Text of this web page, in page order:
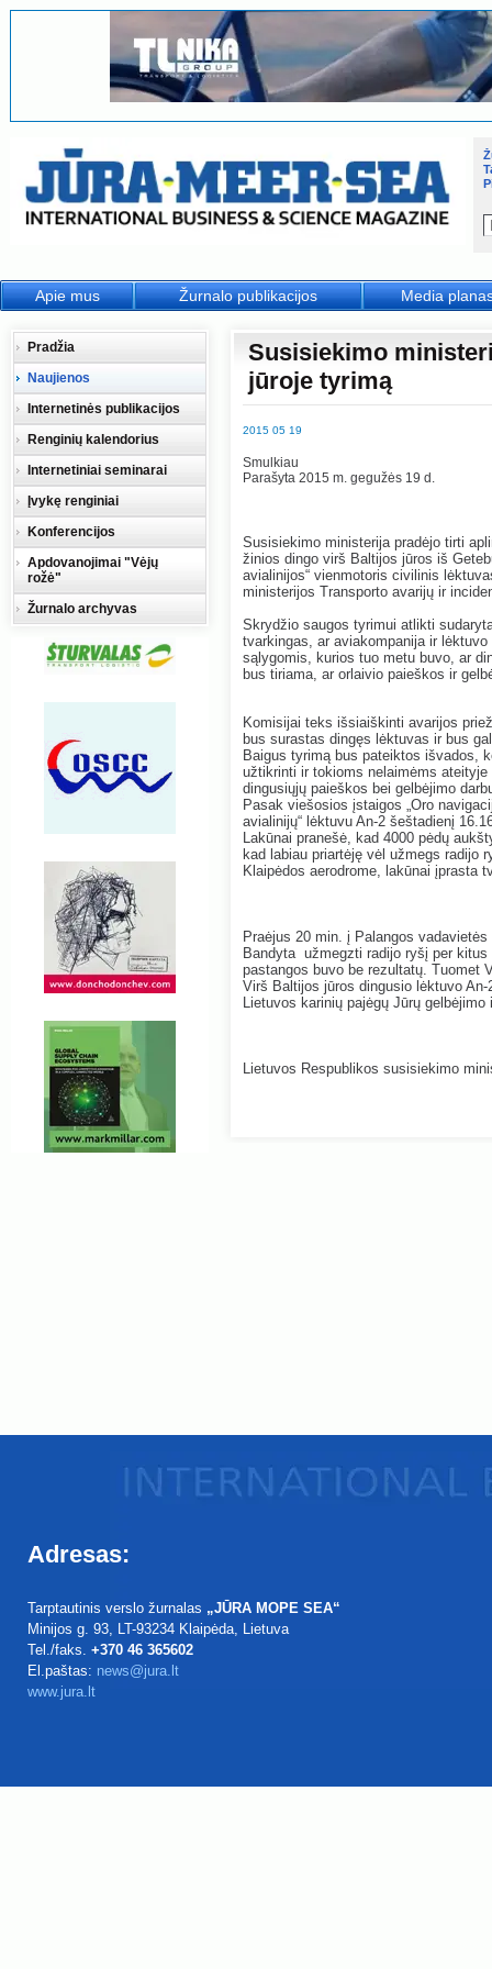
Susisiekimo
jūroje tyrimą
2015 05 19
Smulkiau
Parašyta 2015 m. gegužės 19 d.
Susisiekimo ministerija pradėjo tirti
žinios dingo virš Baltijos jūros iš
avialinijos“ vienmotoris civilinis
ministerijos Transporto avarijų ir
Skrydžio saugos tyrimui atlikti
tvarkingas, ar aviakompanija ir
sąlygomis, kurios tuo metu buvo, ar
bus tiriama, ar orlaivio paieškos ir
Komisijai teks išsiaiškinti avarijos
bus surastas dingęs lėktuvas ir bus
Baigus tyrimą bus pateiktos išvados,
užtikrinti ir tokioms nelaimėms
dingusiųjų paieškos bei gelbėjimo
Pasak viešosios įstaigos „Oro
avialinijų“ lėktuvu An-2 šeštadienį
Lakūnai pranešė, kad 4000 pėdų
kad labiau priartėję vėl užmegs radijo
Klaipėdos aerodrome, lakūnai įprasta
Praėjus 20 min. į Palangos
Bandyta užmegzti radijo ryšį per
pastangos buvo be rezultatų. Tuomet
Virš Baltijos jūros dingusio lėktuvo
Lietuvos karinių pajėgų Jūrų
Lietuvos Respublikos susisiekimo
Pradžia
Naujienos
Internetinės publikacijos
Renginių kalendorius
Internetiniai seminarai
Įvykę renginiai
Konferencijos
Apdovanojimai "Vėjų
rožė"
Žurnalo archyvas
Apie mus Žurnalo publikacijos Media
Adresas:
Tarptautinis verslo žurnalas „JŪRA MOPE SEA“
Minijos g. 93, LT-93234 Klaipėda, Lietuva
Tel./faks. +370 46 365602
El.paštas: news@jura.lt
www.jura.lt